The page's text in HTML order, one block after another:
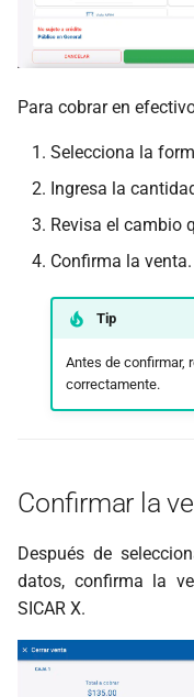
Para cobrar en
Selecciona la
Ingresa la
Revisa el cambio
Confirma la venta.
Tip
Antes de confirmar,
correctamente.
Confirmar la
Después de
datos, confirma la
SICAR X.